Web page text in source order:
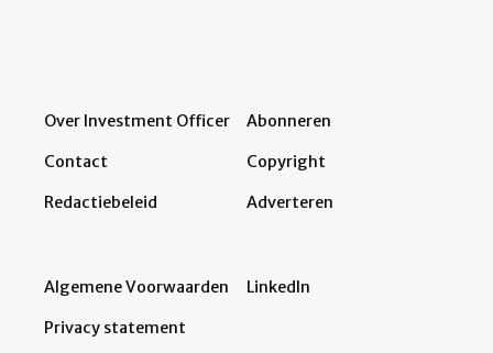
Over Investment Officer
Contact
Redactiebeleid
Abonneren
Copyright
Adverteren
Algemene Voorwaarden
Privacy statement
LinkedIn